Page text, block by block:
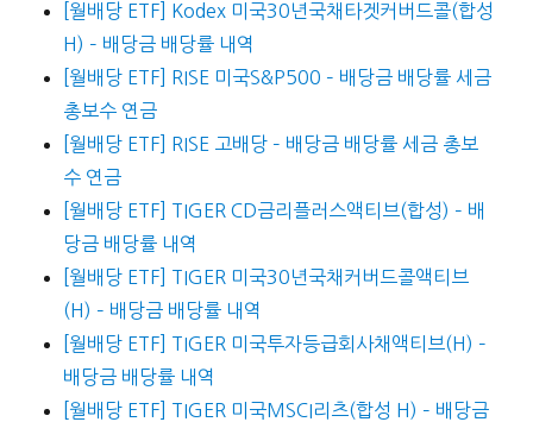
[월배당 ETF] Kodex 미국30년국채타겟커버드콜(합성
H) – 배당금 배당률 내역
[월배당 ETF] RISE 미국S&P500 – 배당금 배당률 세금
총보수 연금
[월배당 ETF] RISE 고배당 – 배당금 배당률 세금 총보
수 연금
[월배당 ETF] TIGER CD금리플러스액티브(합성) – 배
당금 배당률 내역
[월배당 ETF] TIGER 미국30년국채커버드콜액티브
(H) – 배당금 배당률 내역
[월배당 ETF] TIGER 미국투자등급회사채액티브(H) –
배당금 배당률 내역
[월배당 ETF] TIGER 미국MSCI리츠(합성 H) – 배당금